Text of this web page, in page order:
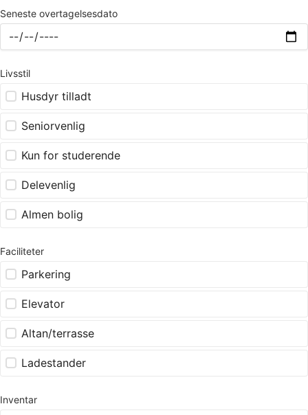
Seneste overtagelsesdato
Livsstil
Husdyr tilladt
Seniorvenlig
Kun for studerende
Delevenlig
Almen bolig
Faciliteter
Parkering
Elevator
Altan/terrasse
Ladestander
Inventar